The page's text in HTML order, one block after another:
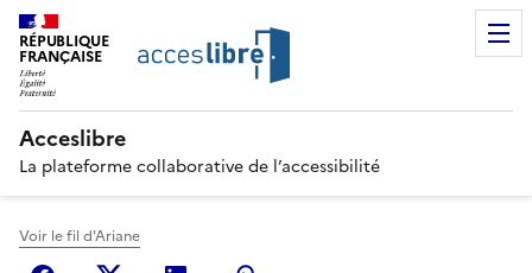
RÉPUBLIQUE
FRANÇAISE
Acceslibre
La plateforme collaborative de l’accessibilité
Voir le fil d'Ariane